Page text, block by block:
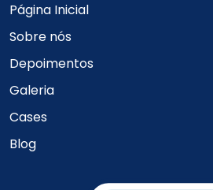
Página Inicial
Sobre nós
Depoimentos
Galeria
Cases
Blog